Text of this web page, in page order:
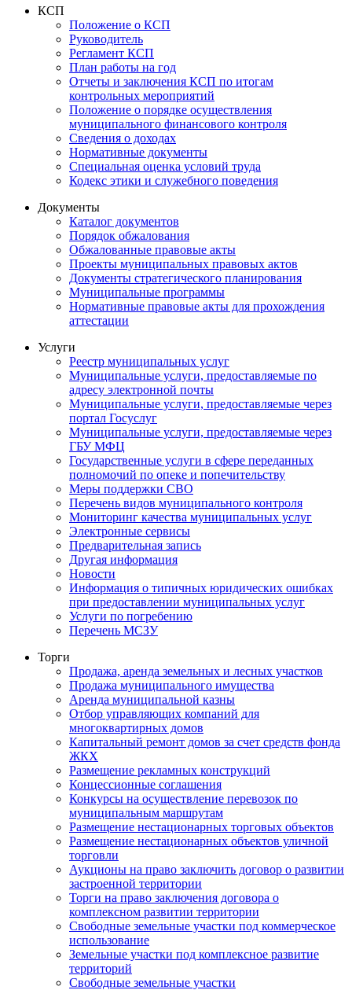
КСП
Положение о КСП
Руководитель
Регламент КСП
План работы на год
Отчеты и заключения КСП по итогам
контрольных мероприятий
Положение о порядке осуществления
муниципального финансового контроля
Сведения о доходах
Нормативные документы
Специальная оценка условий труда
Кодекс этики и служебного поведения
Документы
Каталог документов
Порядок обжалования
Обжалованные правовые акты
Проекты муниципальных правовых актов
Документы стратегического планирования
Муниципальные программы
Нормативные правовые акты для прохождения
аттестации
Услуги
Реестр муниципальных услуг
Муниципальные услуги, предоставляемые по
адресу электронной почты
Муниципальные услуги, предоставляемые через
портал Госуслуг
Муниципальные услуги, предоставляемые через
ГБУ МФЦ
Государственные услуги в сфере переданных
полномочий по опеке и попечительству
Меры поддержки СВО
Перечень видов муниципального контроля
Мониторинг качества муниципальных услуг
Электронные сервисы
Предварительная запись
Другая информация
Новости
Информация о типичных юридических ошибках
при предоставлении муниципальных услуг
Услуги по погребению
Перечень МСЗУ
Торги
Продажа, аренда земельных и лесных участков
Продажа муниципального имущества
Аренда муниципальной казны
Отбор управляющих компаний для
многоквартирных домов
Капитальный ремонт домов за счет средств фонда
ЖКХ
Размещение рекламных конструкций
Концессионные соглашения
Конкурсы на осуществление перевозок по
муниципальным маршрутам
Размещение нестационарных торговых объектов
Размещение нестационарных объектов уличной
торговли
Аукционы на право заключить договор о развитии
застроенной территории
Торги на право заключения договора о
комплексном развитии территории
Свободные земельные участки под коммерческое
использование
Земельные участки под комплексное развитие
территорий
Свободные земельные участки